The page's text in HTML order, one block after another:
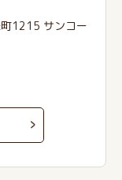
1215 サンコー